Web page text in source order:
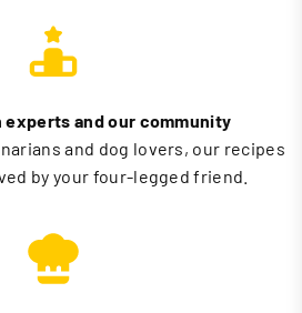
experts and our community
and dog lovers, our recipes
by your four-legged friend.